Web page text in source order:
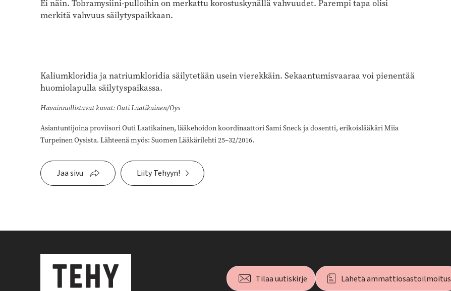
Ei näin. Tobramysiini-pulloihin on merkattu korostuskynällä vahvuudet. Parempi tapa olisi
merkitä vahvuus säilytyspaikkaan.
Kaliumkloridia ja natriumkloridia säilytetään usein vierekkäin. Sekaantumisvaaraa voi pienentää
huomiolapulla säilytyspaikassa.
Havainnollistavat kuvat: Outi Laatikainen/Oys
Asiantuntijoina proviisori Outi Laatikainen, lääkehoidon koordinaattori Sami Sneck ja dosentti, erikoislääkäri Miia
Turpeinen Oysista. Lähteenä myös: Suomen Lääkärilehti 25–32/2016.
Jaa sivu Liity Tehyyn!
Tilaa uutiskirje Lähetä ammattiosastoilmoitus